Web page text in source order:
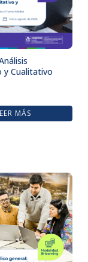
y Cualitativo
MÁS